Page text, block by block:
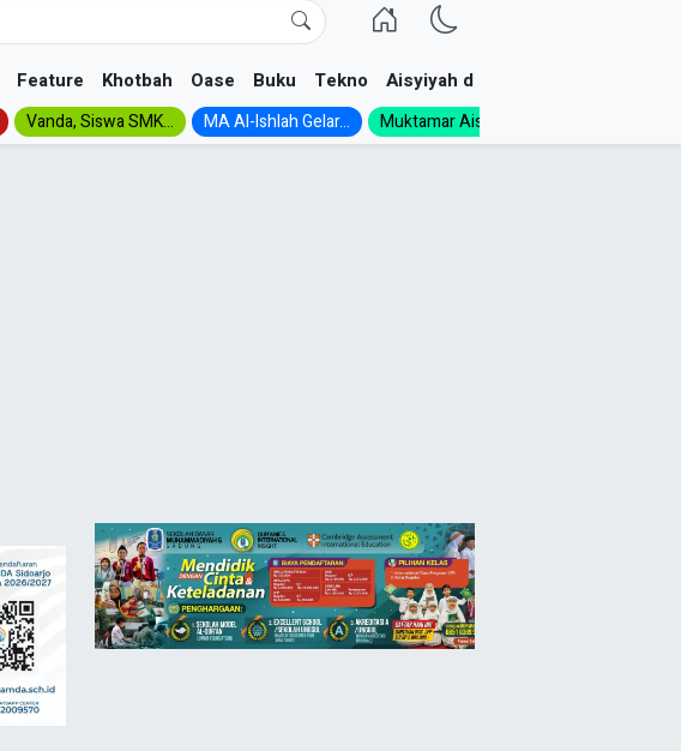
Feature Khotbah Oase Buku Tekno Aisyiyah dan NA
Vanda, Siswa SMK... MA Al-Ishlah Gelar... Muktamar Aisyiyah 1926:...